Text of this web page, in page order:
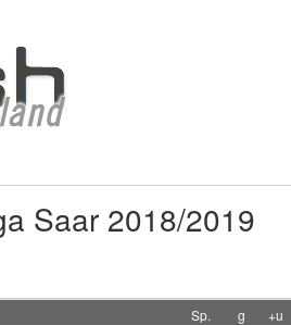
Saar 2018/2019
Sp. g +u